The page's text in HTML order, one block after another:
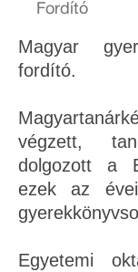
Fordító
Magyar
fordító.
végzett,
dolgozott a
ezek az
Egyetemi